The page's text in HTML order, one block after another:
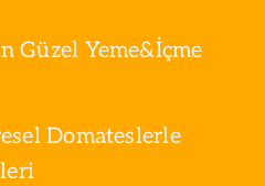
Güzel Yeme&İçme
Domateslerle